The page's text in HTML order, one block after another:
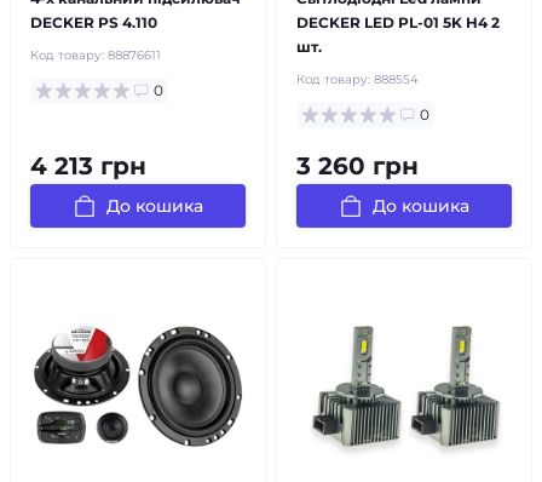
DECKER PS 4.110
Код товару: 88876611
0
4 213 грн
До кошика
DECKER LED PL-01 5K H4 2
шт.
Код товару: 888554
0
3 260 грн
До кошика